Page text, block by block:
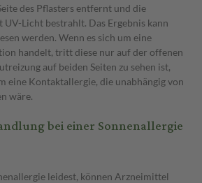
des Pflasters entfernt und die
Licht bestrahlt. Das Ergebnis kann
werden. Wenn es sich um eine
handelt, tritt diese nur auf der offenen
auf beiden Seiten zu sehen ist,
eine Kontaktallergie, die unabhängig von
wäre.
bei einer Sonnenallergie
leidest, können Arzneimittel